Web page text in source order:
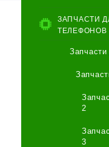
ЗАПЧАСТИ
ТЕЛЕФОНОВ
2
3